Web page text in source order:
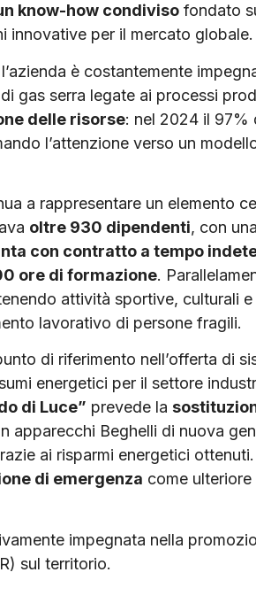
know-how condiviso fondato
innovative per il mercato globale.
è costantemente
di gas serra legate ai processi
delle risorse: nel 2024 il
l’attenzione verso un
a rappresentare un elemento
oltre 930 dipendenti, con una
con contratto a tempo
ore di formazione.
attività sportive, culturali
lavorativo di persone fragili.
di riferimento nell’offerta di
energetici per il settore
di Luce” prevede la
apparecchi Beghelli di nuova
ai risparmi energetici
di emergenza come
impegnata nella
sul territorio.